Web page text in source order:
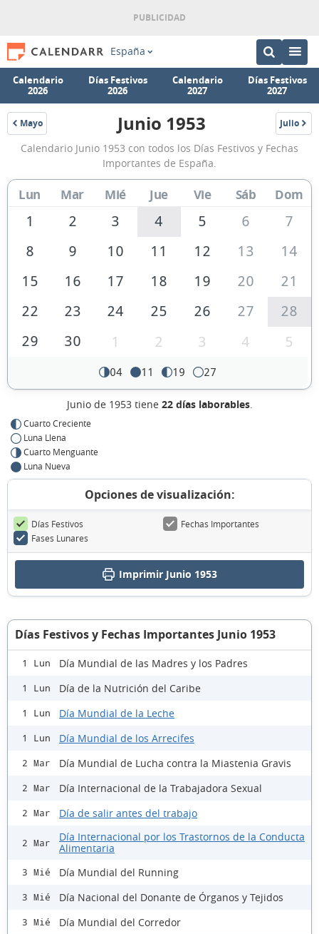
España
Calendario
2026
Días Festivos
2026
Calendario
2027
Días Festivos
2027
Mayo
1953
Calendario
Junio
1953
de
España
Junio 1953 Julio
1953
Calendario Junio 1953 con todos los Días Festivos y Fechas
Importantes de España.
Lun Mar Mié Jue Vie Sáb Dom
1 2 3 4 5 6
7
8
9 10 11 12 13
14
15
16 17 18 19 20
21
22
23 24 25 26 27
28
29
30 1 2 3 4 5
04 11 19 27
Junio de 1953 tiene 22 días laborables.
Cuarto Creciente
Luna Llena
Cuarto Menguante
Luna Nueva
Opciones de visualización:
Días Festivos
Fechas Importantes
Fases Lunares
Imprimir Junio 1953
Días Festivos y Fechas Importantes Junio 1953
1 Lun Día Mundial de las Madres y los Padres
1 Lun Día de la Nutrición del Caribe
1 Lun Día Mundial de la Leche
1 Lun Día Mundial de los Arrecifes
2 Mar Día Mundial de Lucha contra la Miastenia Gravis
2 Mar Día Internacional de la Trabajadora Sexual
2 Mar Día de salir antes del trabajo
2 Mar
Día Internacional por los Trastornos de la Conducta
Alimentaria
3 Mié Día Mundial del Running
3 Mié Día Nacional del Donante de Órganos y Tejidos
3 Mié Día Mundial del Corredor